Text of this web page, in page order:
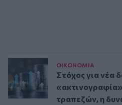
ΟΙΚΟΝΟΜΙΑ
Στόχος για νέα
τραπεζών, η